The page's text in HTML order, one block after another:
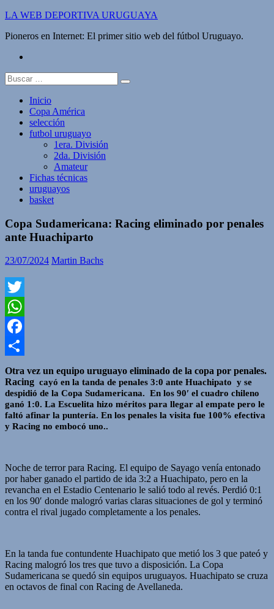
Saltar
contenido
LA WEB DEPORTIVA URUGUAYA
Pioneros en Internet: El primer sitio web del fútbol Uruguayo.
Buscar:
Inicio
Copa América
selección
futbol uruguayo
1era. División
2da. División
Amateur
Fichas técnicas
uruguayos
basket
Copa Sudamericana: Racing eliminado por penales
ante Huachiparto
23/07/2024 Martin Bachs
Twitter
WhatsApp
Facebook
Compartir
Otra vez un equipo uruguayo eliminado de la copa por penales.
Racing cayó en la tanda de penales 3:0 ante Huachipato y se
despidió de la Copa Sudamericana. En los 90′ el cuadro chileno
ganó 1:0. La Escuelita hizo méritos para llegar al empate pero le
faltó afinar la puntería. En los penales la visita fue 100% efectiva
y Racing no embocó uno..
Noche de terror para Racing. El equipo de Sayago venía entonado
por haber ganado el partido de ida 3:2 a Huachipato, pero en la
revancha en el Estadio Centenario le salió todo al revés. Perdió 0:1
en los 90′ donde malogró varias claras situaciones de gol y terminó
contra el rival jugado completamente a los penales.
En la tanda fue contundente Huachipato que metió los 3 que pateó y
Racing malogró los tres que tuvo a disposición. La Copa
Sudamericana se quedó sin equipos uruguayos. Huachipato se cruza
en octavos de final con Racing de Avellaneda.